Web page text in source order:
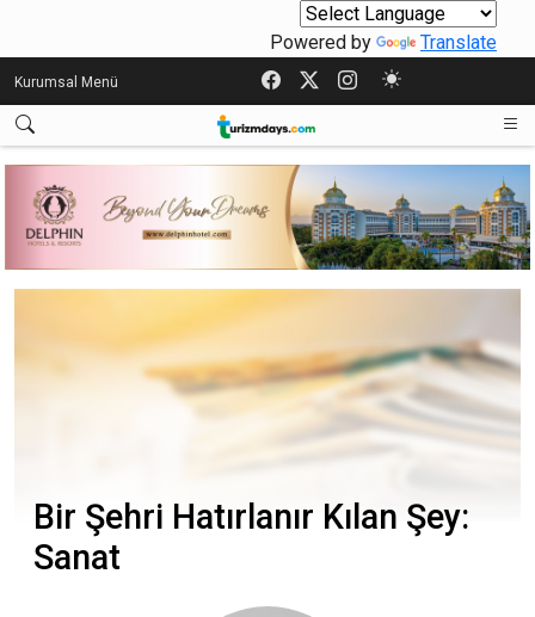
Powered by Translate
Kurumsal Menü
Bir Şehri Hatırlanır Kılan Şey:
Sanat